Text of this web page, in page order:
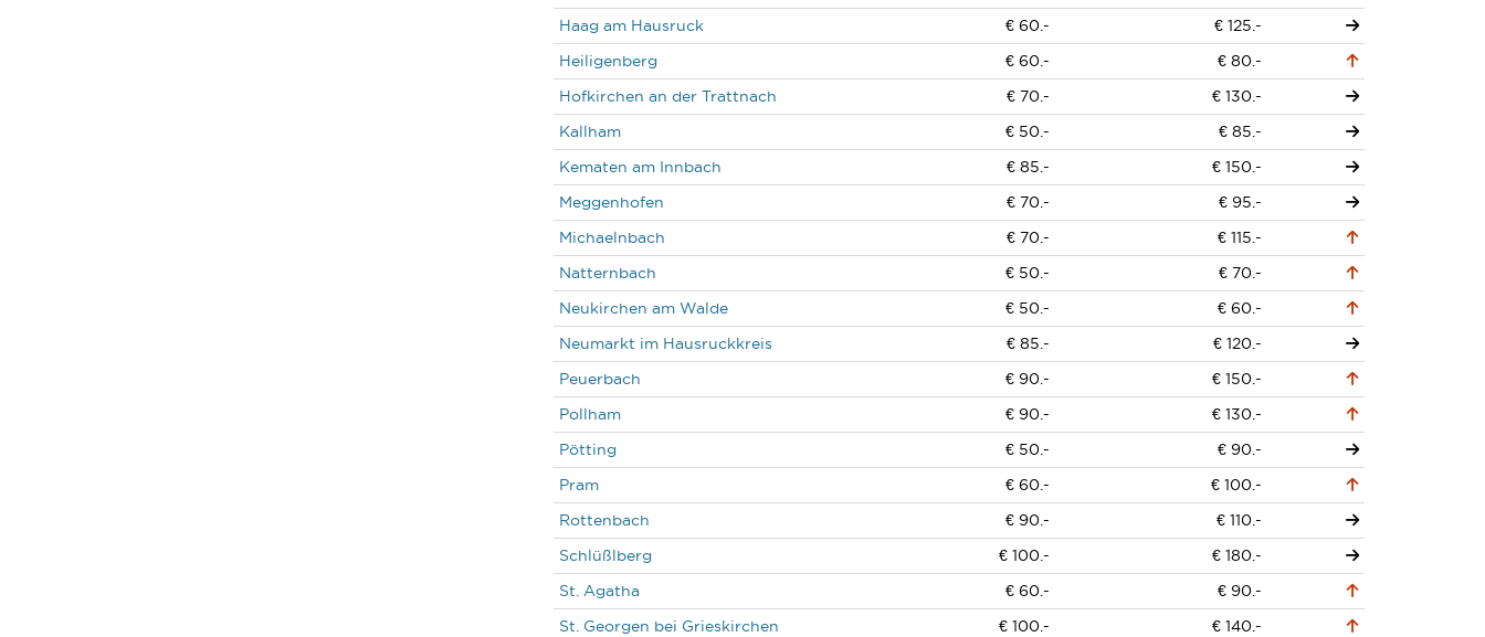
Haag am Hausruck
€ 60.-
€ 125.-
Heiligenberg
€ 60.-
€ 80.-
Hofkirchen an der Trattnach
€ 70.-
€ 130.-
Kallham
€ 50.-
€ 85.-
Kematen am Innbach
€ 85.-
€ 150.-
Meggenhofen
€ 70.-
€ 95.-
Michaelnbach
€ 70.-
€ 115.-
Natternbach
€ 50.-
€ 70.-
Neukirchen am Walde
€ 50.-
€ 60.-
Neumarkt im Hausruckkreis
€ 85.-
€ 120.-
Peuerbach
€ 90.-
€ 150.-
Pollham
€ 90.-
€ 130.-
Pötting
€ 50.-
€ 90.-
Pram
€ 60.-
€ 100.-
Rottenbach
€ 90.-
€ 110.-
Schlüßlberg
€ 100.-
€ 180.-
St. Agatha
€ 60.-
€ 90.-
St. Georgen bei Grieskirchen
€ 100.-
€ 140.-